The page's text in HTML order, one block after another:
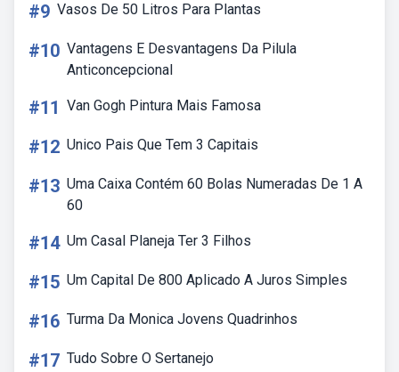
#9 Vasos De 50 Litros Para Plantas
#10 Vantagens E Desvantagens Da Pilula
Anticoncepcional
#11 Van Gogh Pintura Mais Famosa
#12 Unico Pais Que Tem 3 Capitais
#13 Uma Caixa Contém 60 Bolas Numeradas De 1 A
60
#14 Um Casal Planeja Ter 3 Filhos
#15 Um Capital De 800 Aplicado A Juros Simples
#16 Turma Da Monica Jovens Quadrinhos
#17 Tudo Sobre O Sertanejo